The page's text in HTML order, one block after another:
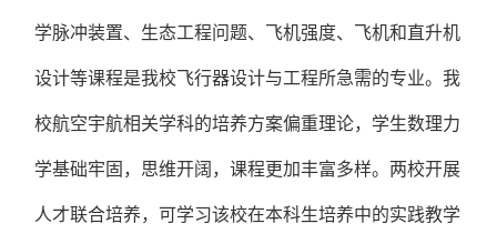
学脉冲装置、生态工程问题、飞机强度、飞机和直升机
设计等课程是我校飞行器设计与工程所急需的专业。我
校航空宇航相关学科的培养方案偏重理论，学生数理力
学基础牢固，思维开阔，课程更加丰富多样。两校开展
人才联合培养，可学习该校在本科生培养中的实践教学